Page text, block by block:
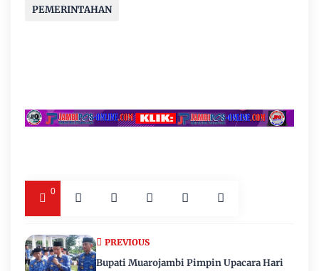
PEMERINTAHAN
0
PREVIOUS
Bupati Muarojambi Pimpin Upacara Hari